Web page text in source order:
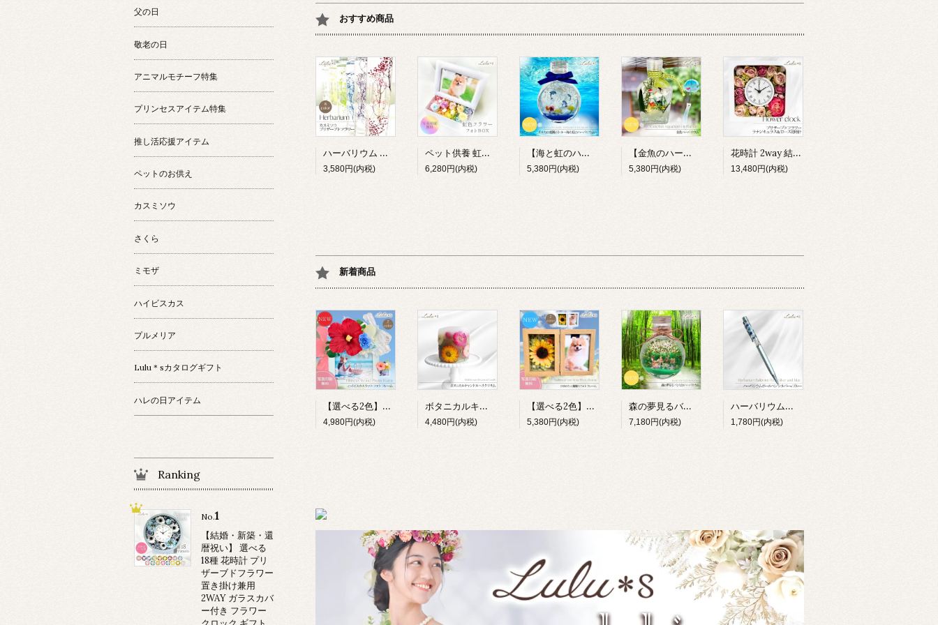
おすすめ商品
ハーバリウム カスミソウ 8色 プリザーブドフラワー 誕生日 母の日 退職祝い プレゼント ギフト Lulu＊s
3,580円(内税)
ペット供養 虹の彼方 フォトBOX プリザーブドフラワー 写真立て 虹色 お供え お悔やみ メモリアル Lulu＊s
6,280円(内税)
【海と虹のハーバリウム】イルカの楽園ボトル プリザーブドフラワー ドルフィン 海 マリン 癒し 貝殻 インテリア 雑貨 水族館 夏 ギフト プレゼント ルルズ Lulu＊s 0791
5,380円(内税)
【金魚のハーバリウム】小さな水族館 プリザーブドフラワー アクアリウム 夏 和風 涼しい インテリア 雑貨 ギフト 贈り物 ルルズ Lulu＊s 0803
5,380円(内税)
花時計 2way 結婚祝い 新築祝い 両親贈呈品 造花 掛け時計 置き時計 ラナンキュラス 薔薇 時計 フラワー ギフト プレゼント 女性 母親 誕生日 還暦祝い 母の日 開店 退職 引越し
13,480円(内税)
新着商品
【選べる2色】ハイビスカス 写真立て ハワイアン リゾート フォトフレーム プリザーブドフラワー 造花 木製 L判 ギフト Lulu＊s
4,980円(内税)
ボタニカルキャンドル ヘリクリサム 花 誕生日 母の日 癒し ギフト Lulu＊s プリザーブドフラワー
4,480円(内税)
【選べる2色】ひまわり フォトフレーム 写真立て メモリアル 退職祝い Lulu＊s 0857 0856
5,380円(内税)
森の夢見るバンビ ハーバリウム 完成品 ギフト ジオラマ テラリウム 小鹿 動物 プリザーブドフラワー 誕生日 母の日 敬老の日 退職祝い 女性 Lulu＊s 2904
7,180円(内税)
ハーバリウムボールペン 完成品 選べる2色 退職祝い 就職祝い 誕生日 ギフト プレゼント 女性 男性 プチギフト 花 筆記用具 送別 卒業祝い 母の日 父の日 敬老の日 お礼 Lulu＊s ルルズ
1,780円(内税)
父の日
敬老の日
アニマルモチーフ特集
プリンセスアイテム特集
推し活応援アイテム
ペットのお供え
カスミソウ
さくら
ミモザ
ハイビスカス
プルメリア
Lulu＊sカタログギフト
ハレの日アイテム
Ranking
No.1
【結婚・新築・還
暦祝い】 選べる
18種 花時計 プリ
ザーブドフラワー
置き掛け兼用
2WAY ガラスカバ
ー付き フラワー